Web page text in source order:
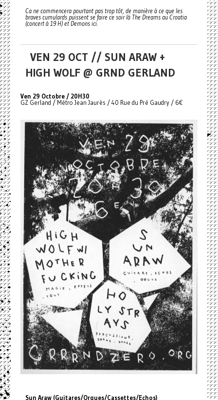
Ca ne commencera pourtant pas trop tôt, de manière à ce que les
braves cumulards puissent se faire ce soir là The Dreams au Croatia
(concert à 19 H) et Demons ici.
VEN 29 OCT // SUN ARAW +
HIGH WOLF @ GRND GERLAND
Ven 29 Octobre / 20H30
GZ Gerland / Métro Jean Jaurès / 40 Rue du Pré Gaudry / 6€
Sun Araw (Guitares/Orgues/Cassettes/Echos)